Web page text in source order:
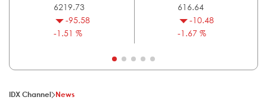
6219.73
-95.58
-1.51 %
616.64
-10.48
-1.67 %
IDX Channel News